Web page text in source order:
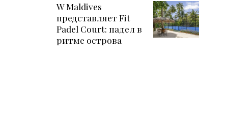
W Maldives
представляет Fit
Padel Court: падел в
ритме острова